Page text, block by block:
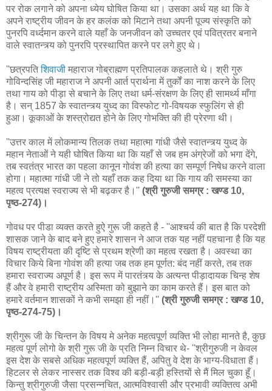
पर रोक लगाने को अपना ध्येय घोषित किया था। उसका अर्थ यह था कि वे
अपने राष्ट्रीय जीवन के हर कलंक को मिटाने तथा अपनी पूज्य संस्कृति को
पुनरपि वर्ध्दमान करने वाले यहाँ के जनजीवन को उच्चतर एवं पवित्रतर बनाने
वाले स्वातन्त्र्य को पुनरपि प्रस्थापित करने पर लगे हुए थे।
''छत्रपतिशिवाजी महाराज गोब्राह्मण प्रतिपालक कहलाते थे। श्री गुरु
गोविन्दसिंह जी महाराज ने अपनी आर्त प्रार्थना में तुर्कों का नाश करने के लिए
तथा गाय को पीड़ा से बचाने के लिए तथा धर्म-संरक्षण के लिए ही सामर्थ्य माँगा
है। सन् 1857 के स्वातन्त्र्य युध्द का विस्फोट गो-विषयक स्फुलिंग से ही
हुआ। कूकाओं के शस्त्रोद्यत होने के लिए गोभक्ति की ही प्रेरणा थी।
''उत्तर काल में लोकमान्य तिलक तथा महात्मा गांधी जैसे स्वातन्त्र्य युध्द के
महान नेताओं ने यही घोषित किया था कि यहाँ से जब हम अंग्रेजों को भगा देंगे,
तब स्वतंत्र भारत का पहला कानून गोवंश की हत्या का सम्पूर्ण निषेध करने वाला
होगा। महात्मा गांधी जी ने तो यहाँ तक कह दिया था कि गाय की समस्या का
महत्व प्रत्यक्ष स्वराज्य से भी बढ़कर है।'' (श्री गुरुजी समग्र : खण्ड 10,
पृष्ठ-274)।
गोवध पर पीडा व्‍यक्‍त करते हुऐ गुरू जी कहते है - ''आश्चर्य की बात है कि परदेशी
शासक जाने के बाद बने हुए हमारे शासन ने आज तक यह नहीं पहचाना है कि यह
विषय राष्ट्रीयता की दृष्टि से प्रथम श्रेणी का महत्व रखता है। अवस्था का
विचार किये बिना गोवंश की हत्या जब तक हम पूर्णत: बंद नहीं करते, तब तक
हमारा स्वराज्य अपूर्ण है। इस रूप में पारतंत्र्य के अत्यन्त पीड़ादायक चिन्ह शेष
हैं और वे हमारी राष्ट्रीय अस्मिता को बुझाने का काम करते हैं। इस बात को
हमारे वर्तमान शासकों ने कभी समझा ही नहीं।'' (श्री गुरुजी समग्र : खण्ड 10,
पृष्ठ-274-75)।
श्रीगुरू जी के चिन्‍तन के विषय मे अनेक महत्‍वपूर्ण व्‍यक्ति भी लोहा मानते है, कुछ
महत्‍व पूर्ण लोगो के श्री गुरू जी के प्रति निम्‍न विचार थे- ''श्रीगुरुजी न केवल
इस देश के सबसे अधिक महत्वपूर्ण व्यक्ति हैं, अपितु वे देश के भाग्य-विधाता हैं।
हिटलर से लेकर नास्सर तक विश्व की बड़ी-बड़ी हस्तियों से मैं मिल चुका हूँ।
किन्तु श्रीगुरुजी जैसा प्रसन्नचित, आत्मविश्वासी और प्रभावी व्यक्तित्व अभी